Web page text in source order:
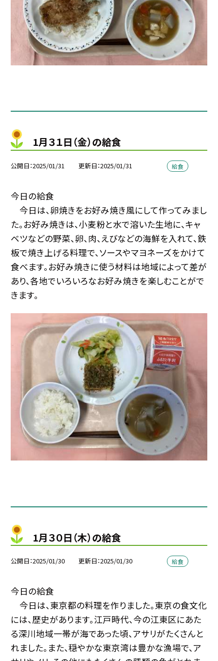
1月３１日（金）の給食
公開日 2025/01/31 更新日 2025/01/31 給食
今日の給食
今日は、卵焼きをお好み焼き風にして作ってみまし
た。お好み焼きは、小麦粉と水で溶いた生地に、キャ
ベツなどの野菜、卵、肉、えびなどの海鮮を入れて、鉄
板で焼き上げる料理で、ソースやマヨネーズをかけて
食べます。お好み焼きに使う材料は地域によって差が
あり、各地でいろいろなお好み焼きを楽しむことがで
きます。
1月３０日（木）の給食
公開日 2025/01/30 更新日 2025/01/30 給食
今日の給食
今日は、東京都の料理を作りました。東京の食文化
には、歴史があります。江戸時代、今の江東区にあた
る深川地域一帯が海であった頃、アサリがたくさんと
れました。また、穏やかな東京湾は豊かな漁場で、ア